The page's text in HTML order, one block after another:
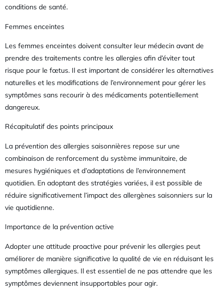
conditions de santé.
Femmes enceintes
Les femmes enceintes doivent consulter leur médecin avant de
prendre des traitements contre les allergies afin d’éviter tout
risque pour le fœtus. Il est important de considérer les alternatives
naturelles et les modifications de l’environnement pour gérer les
symptômes sans recourir à des médicaments potentiellement
dangereux.
Récapitulatif des points principaux
La prévention des allergies saisonnières repose sur une
combinaison de renforcement du système immunitaire, de
mesures hygiéniques et d’adaptations de l’environnement
quotidien. En adoptant des stratégies variées, il est possible de
réduire significativement l’impact des allergènes saisonniers sur la
vie quotidienne.
Importance de la prévention active
Adopter une attitude proactive pour prévenir les allergies peut
améliorer de manière significative la qualité de vie en réduisant les
symptômes allergiques. Il est essentiel de ne pas attendre que les
symptômes deviennent insupportables pour agir.